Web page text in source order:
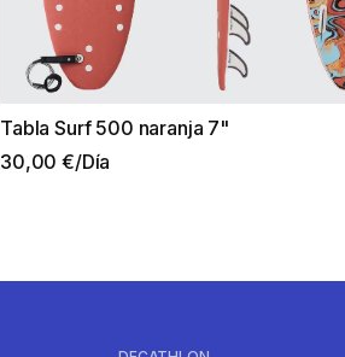
Tabla Surf 500 naranja 7"
30,00 €/Día